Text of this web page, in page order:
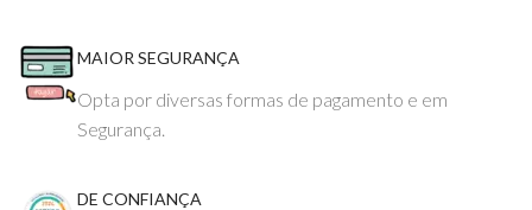
MAIOR SEGURANÇA
Opta por diversas formas de pagamento e em
Segurança.
DE CONFIANÇA